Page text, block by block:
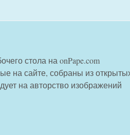
стола на onPape.com
на сайте, собраны из
на авторство изображений